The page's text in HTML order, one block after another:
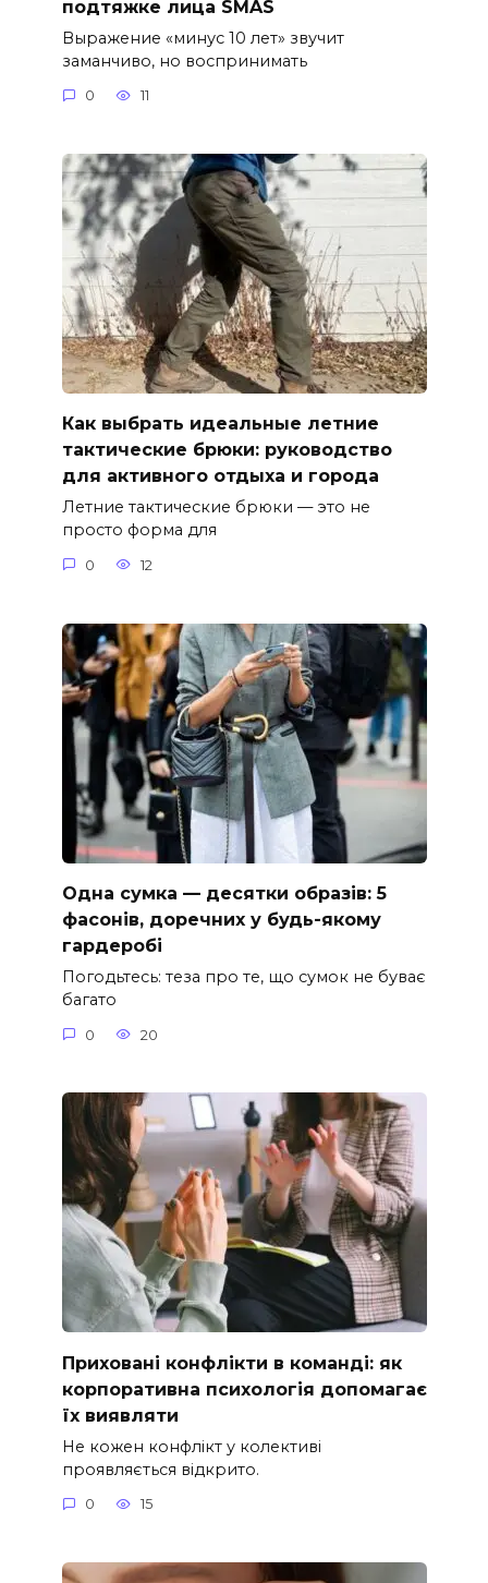
подтяжке лица SMAS
Выражение «минус 10 лет» звучит
заманчиво, но воспринимать
0 11
Как выбрать идеальные летние
тактические брюки: руководство
для активного отдыха и города
Летние тактические брюки — это не
просто форма для
0 12
Одна сумка — десятки образів: 5
фасонів, доречних у будь-якому
гардеробі
Погодьтесь: теза про те, що сумок не буває
багато
0 20
Приховані конфлікти в команді: як
корпоративна психологія допомагає
їх виявляти
Не кожен конфлікт у колективі
проявляється відкрито.
0 15